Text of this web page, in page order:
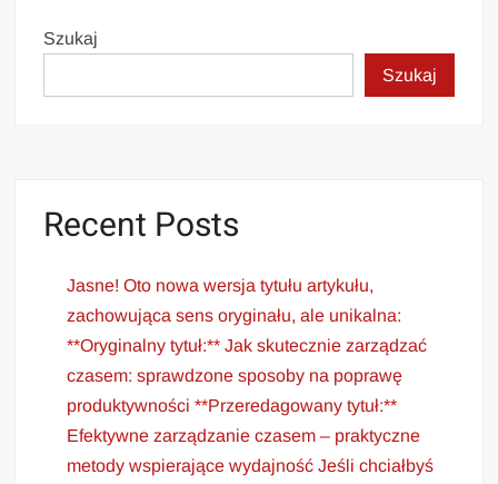
Szukaj
Szukaj
Recent Posts
Jasne! Oto nowa wersja tytułu artykułu,
zachowująca sens oryginału, ale unikalna:
**Oryginalny tytuł:** Jak skutecznie zarządzać
czasem: sprawdzone sposoby na poprawę
produktywności **Przeredagowany tytuł:**
Efektywne zarządzanie czasem – praktyczne
metody wspierające wydajność Jeśli chciałbyś